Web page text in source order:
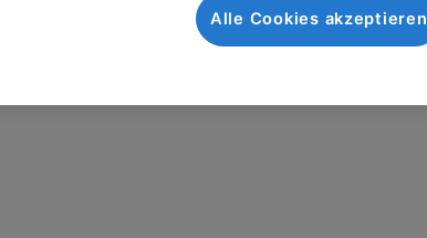
Alle Cookies akzeptieren